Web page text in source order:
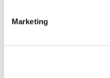
Marketing